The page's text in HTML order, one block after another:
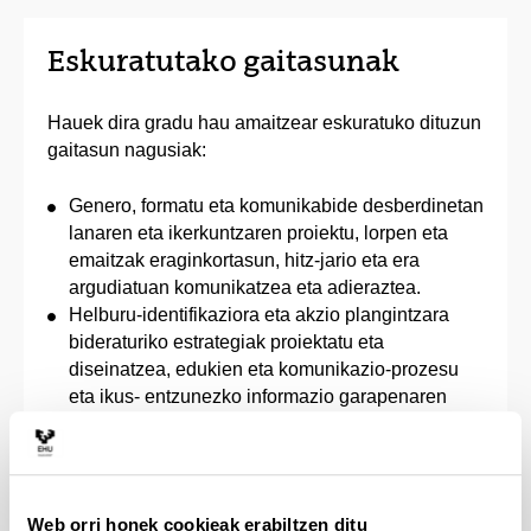
Web orri honek cookieak erabiltzen ditu
Eskuratutako gaitasunak
Hauek dira gradu hau amaitzear eskuratuko dituzun
gaitasun nagusiak:
Genero, formatu eta komunikabide desberdinetan
lanaren eta ikerkuntzaren proiektu, lorpen eta
emaitzak eraginkortasun, hitz-jario eta era
argudiatuan komunikatzea eta adieraztea.
Helburu-identifikaziora eta akzio plangintzara
bideraturiko estrategiak proiektatu eta
diseinatzea, edukien eta komunikazio-prozesu
eta ikus- entzunezko informazio garapenaren
eduki eta prozesuen garapenean trebetasunak